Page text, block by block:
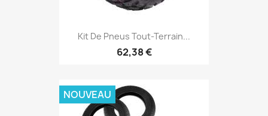
Kit De Pneus Tout-Terrain...
62,38 €
NOUVEAU